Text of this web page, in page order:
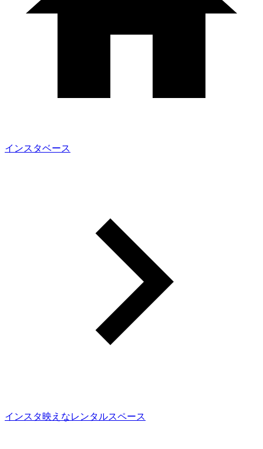
インスタベース
インスタ映えなレンタルスペース